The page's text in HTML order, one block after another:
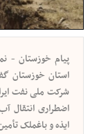
پیام خوزستان -
استان خوزستان
اضطراری انتقال
ایذه و باغملک